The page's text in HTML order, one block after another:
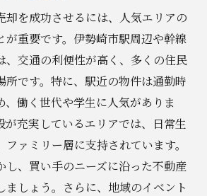
却を成功させるには、人気エリアの
が重要です。伊勢崎市駅周辺や幹線
、交通の利便性が高く、多くの住民
所です。特に、駅近の物件は通勤時
、働く世代や学生に人気がありま
が充実しているエリアでは、日常生
ァミリー層に支持されています。
し、買い手のニーズに沿った不動産
ましょう。さらに、地域のイベント